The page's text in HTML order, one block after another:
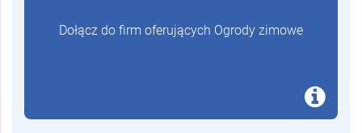
Dołącz do firm oferujących Ogrody zimowe